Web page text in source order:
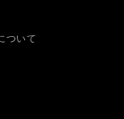
ついて